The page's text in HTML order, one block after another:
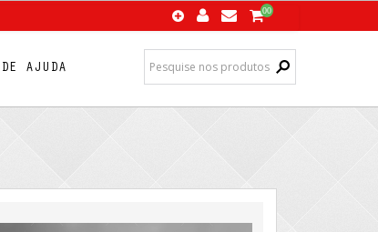
00
AJUDA